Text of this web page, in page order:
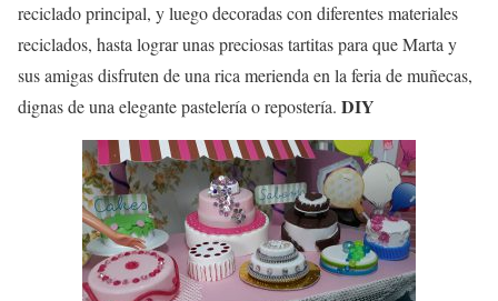
reciclado principal, y luego decoradas con diferentes materiales
reciclados, hasta lograr unas preciosas tartitas para que Marta y
sus amigas disfruten de una rica merienda en la feria de muñecas,
dignas de una elegante pastelería o repostería. DIY